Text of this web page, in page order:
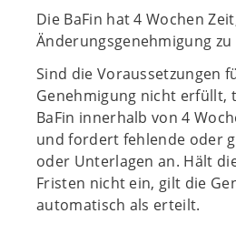
Die BaFin hat 4 Wochen
Änderungsgenehmigung
Sind die Voraussetzungen
Genehmigung nicht erfüllt,
BaFin innerhalb von 4
und fordert fehlende oder
oder Unterlagen an. Hält
Fristen nicht ein, gilt die
automatisch als erteilt.